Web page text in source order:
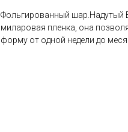
Фольгированный шар.Надутый
миларовая пленка, она
форму от одной недели до